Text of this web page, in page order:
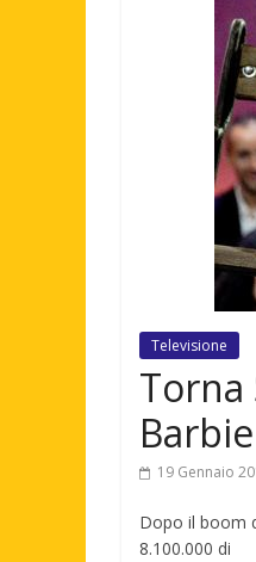
Televisione
Torna
19 Gennaio
Dopo il boom
8.100.000 di